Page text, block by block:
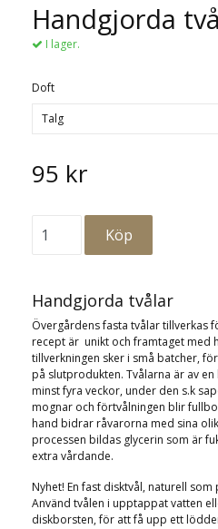
Handgjorda
I lager.
Doft
Talg
95 kr
Handgjorda tvålar
Övergårdens fasta tvålar tillverkas
recept är unikt och framtaget med
tillverkningen sker i små batcher,
på slutprodukten. Tvålarna är av
minst fyra veckor, under den s.k
mognar och förtvålningen blir
hand bidrar råvarorna med sina
processen bildas glycerin som är
extra vårdande.
Nyhet! En fast disktvål, naturell
Använd tvålen i upptappat vatten
diskborsten, för att få upp ett